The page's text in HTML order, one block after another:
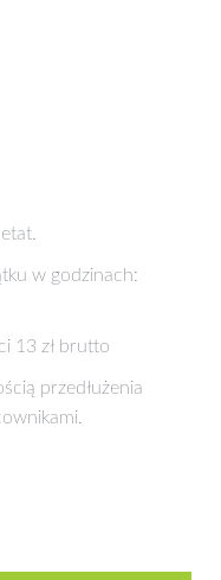
w godzinach:
13 zł brutto
przedłużenia